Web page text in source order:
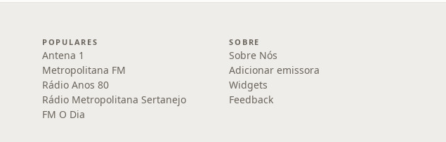
POPULARES
Antena 1
Metropolitana FM
Rádio Anos 80
Rádio Metropolitana Sertanejo
FM O Dia
SOBRE
Sobre Nós
Adicionar emissora
Widgets
Feedback